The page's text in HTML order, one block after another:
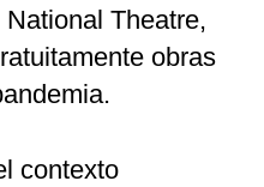
Theatre,
obras
contexto